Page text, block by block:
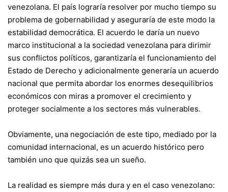
venezolana. El país lograría resolver por mucho tiempo su
problema de gobernabilidad y aseguraría de este modo la
estabilidad democrática. El acuerdo le daría un nuevo
marco institucional a la sociedad venezolana para dirimir
sus conflictos políticos, garantizaría el funcionamiento del
Estado de Derecho y adicionalmente generaría un acuerdo
nacional que permita abordar los enormes desequilibrios
económicos con miras a promover el crecimiento y
proteger socialmente a los sectores más vulnerables.
Obviamente, una negociación de este tipo, mediado por la
comunidad internacional, es un acuerdo histórico pero
también uno que quizás sea un sueño.
La realidad es siempre más dura y en el caso venezolano: